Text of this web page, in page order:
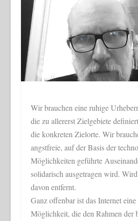
Wir brauchen eine ruhige
die zu allererst Zielgebiete
die konkreten Zielorte. Wir
angstfreie, auf der Basis der
Möglichkeiten geführte
solidarisch ausgetragen wird.
davon entfernt.
Ganz offenbar ist das Internet eine
Möglichkeit, die den Rahmen der